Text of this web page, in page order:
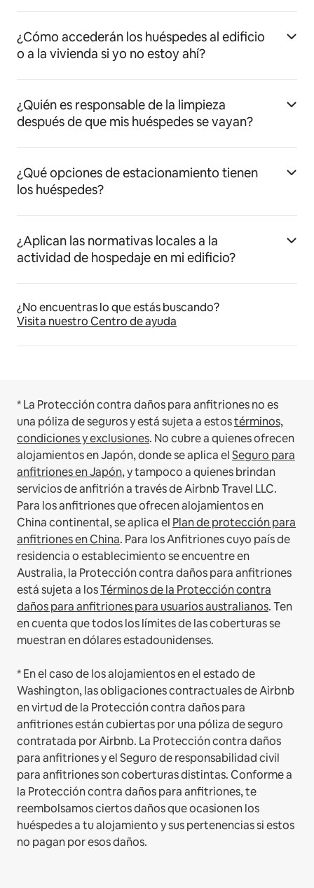
¿Cómo accederán los huéspedes al edificio
o a la vivienda si yo no estoy ahí?
¿Quién es responsable de la limpieza
después de que mis huéspedes se vayan?
¿Qué opciones de estacionamiento tienen
los huéspedes?
¿Aplican las normativas locales a la
actividad de hospedaje en mi edificio?
¿No encuentras lo que estás buscando?
Visita nuestro Centro de ayuda
* La Protección contra daños para anfitriones no es
una póliza de seguros y está sujeta a estostérminos,
condiciones y exclusiones. No cubre a quienes ofrecen
alojamientos en Japón, donde se aplica elSeguro para
anfitriones en Japón, y tampoco a quienes brindan
servicios de anfitrión a través de Airbnb Travel LLC.
Para los anfitriones que ofrecen alojamientos en
China continental, se aplica el Plan de protección para
anfitriones en China. Para los Anfitriones cuyo país de
residencia o establecimiento se encuentre en
Australia, la Protección contra daños para anfitriones
está sujeta a losTérminos de la Protección contra
daños para anfitriones para usuarios australianos. Ten
en cuenta que todos los límites de las coberturas se
muestran en dólares estadounidenses.
* En el caso de los alojamientos en el estado de
Washington, las obligaciones contractuales de Airbnb
en virtud de la Protección contra daños para
anfitriones están cubiertas por una póliza de seguro
contratada por Airbnb. La Protección contra daños
para anfitriones y el Seguro de responsabilidad civil
para anfitriones son coberturas distintas. Conforme a
la Protección contra daños para anfitriones, te
reembolsamos ciertos daños que ocasionen los
huéspedes a tu alojamiento y sus pertenencias si estos
no pagan por esos daños.